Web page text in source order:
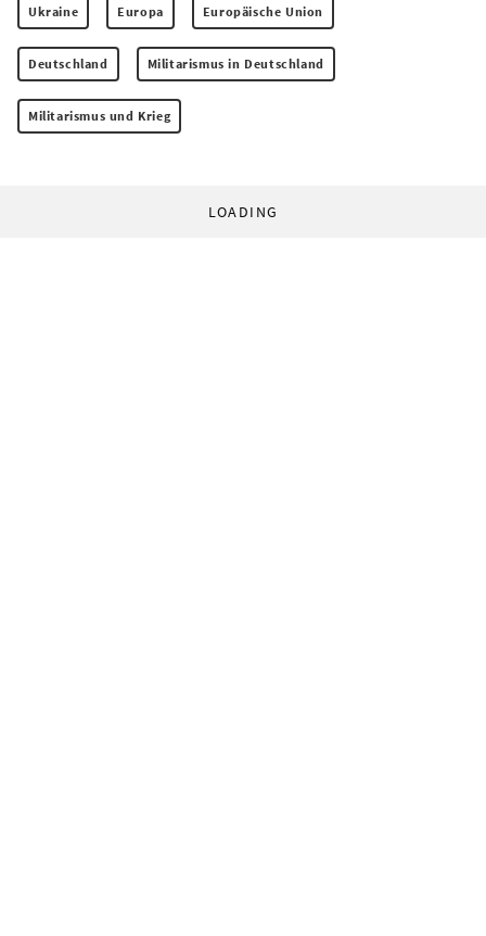
Ukraine Europa Europäische Union
Deutschland Militarismus in Deutschland
Militarismus und Krieg
LOADING